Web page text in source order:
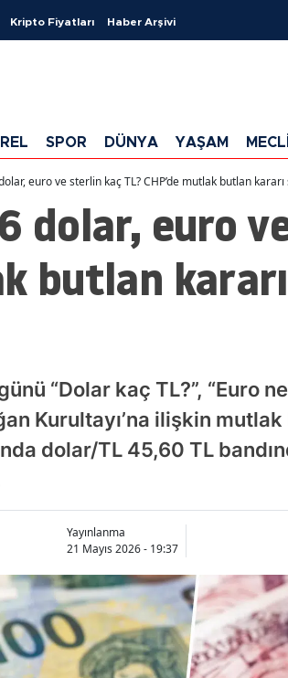
Kripto Fiyatları Haber Arşivi
SPOR DÜNYA YAŞAM
euro ve sterlin kaç TL? CHP’de mutlak butlan
dolar, euro
butlan
“Dolar kaç TL?”, “Euro
Kurultayı’na ilişkin
dolar/TL 45,60 TL
Yayınlanma
21 Mayıs 2026 - 19:37